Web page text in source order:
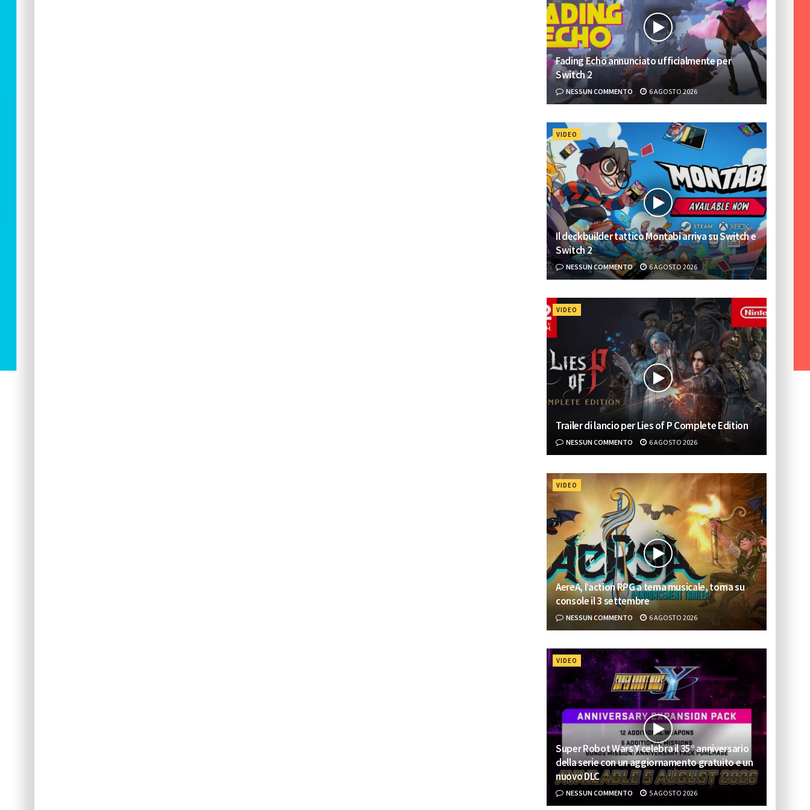
Fading Echo annunciato ufficialmente per
Switch 2
NESSUN COMMENTO 6 AGOSTO 2026
VIDEO
Il deckbuilder tattico Montabi arriva su Switch e
Switch 2
NESSUN COMMENTO 6 AGOSTO 2026
VIDEO
Trailer di lancio per Lies of P Complete Edition
NESSUN COMMENTO 6 AGOSTO 2026
VIDEO
AereA, l’action RPG a tema musicale, torna su
console il 3 settembre
NESSUN COMMENTO 6 AGOSTO 2026
VIDEO
Super Robot Wars Y celebra il 35° anniversario
della serie con un aggiornamento gratuito e un
nuovo DLC
NESSUN COMMENTO 5 AGOSTO 2026